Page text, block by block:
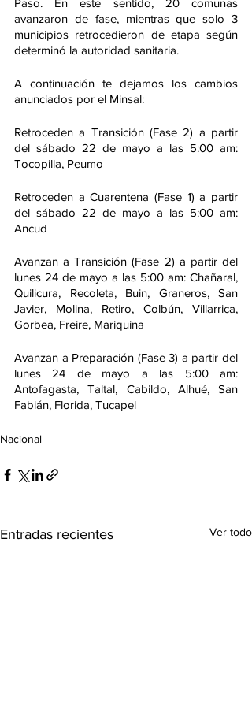
Paso. En este sentido, 20 comunas
avanzaron de fase, mientras que solo 3
municipios retrocedieron de etapa según
determinó la autoridad sanitaria.
A continuación te dejamos los cambios
anunciados por el Minsal:
Retroceden a Transición (Fase 2) a partir
del sábado 22 de mayo a las 5:00 am:
Tocopilla, Peumo
Retroceden a Cuarentena (Fase 1) a partir
del sábado 22 de mayo a las 5:00 am:
Ancud
Avanzan a Transición (Fase 2) a partir del
lunes 24 de mayo a las 5:00 am: Chañaral,
Quilicura, Recoleta, Buin, Graneros, San
Javier, Molina, Retiro, Colbún, Villarrica,
Gorbea, Freire, Mariquina
Avanzan a Preparación (Fase 3) a partir del
lunes 24 de mayo a las 5:00 am:
Antofagasta, Taltal, Cabildo, Alhué, San
Fabián, Florida, Tucapel
Nacional
Entradas recientes Ver todo